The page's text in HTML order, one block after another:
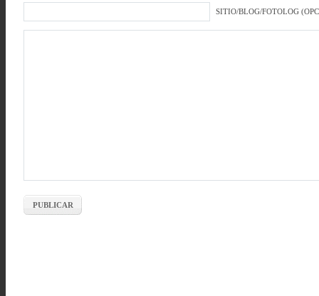
SITIO/BLOG/FOTOLOG